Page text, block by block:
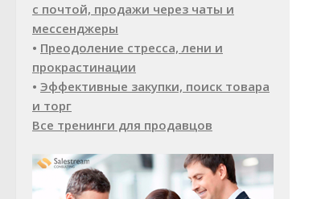
с почтой, продажи через чаты и
мессенджеры
• Преодоление стресса, лени и
прокрастинации
• Эффективные закупки, поиск товара
и торг
Все тренинги для продавцов